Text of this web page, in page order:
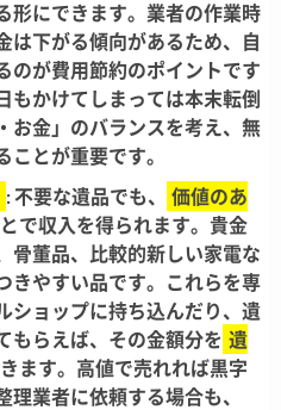
形にできます。業者の作業時
は下がる傾向があるため、自
のが費用節約のポイントです​
もかけてしまっては本末転倒
お金」のバランスを考え、無
とが重要です。
: 不要な遺品でも、
価値のあ
で収入を得られます​。貴金
骨董品、比較的新しい家電な
きやすい品です​。これらを専
ショップに持ち込んだり、遺
もらえば、その金額分を 遺
ます​。高値で売れれば黒字
業者に依頼する場合も、